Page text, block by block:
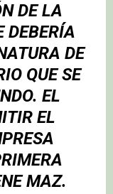
DE LA
DEBERÍA
DE
QUE SE
EL
EL
MAZ.